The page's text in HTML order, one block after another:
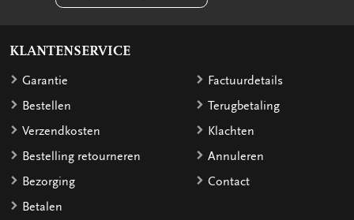
KLANTENSERVICE
Garantie
Bestellen
Verzendkosten
Bestelling retourneren
Bezorging
Betalen
Factuurdetails
Terugbetaling
Klachten
Annuleren
Contact